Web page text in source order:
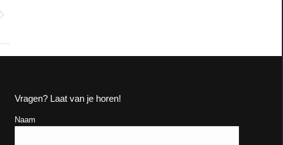
Vragen? Laat van je horen!
Naam